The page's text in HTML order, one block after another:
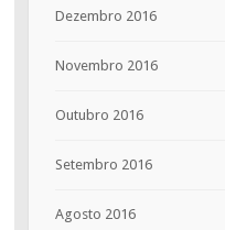
Dezembro 2016
Novembro 2016
Outubro 2016
Setembro 2016
Agosto 2016